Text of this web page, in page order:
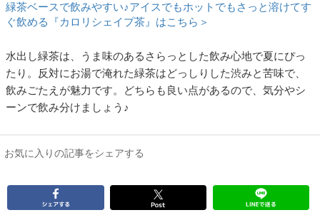
緑茶ベースで飲みやすい♪アイスでもホットでもさっと溶けてす
ぐ飲める『カロリシェイプ茶』はこちら＞
水出し緑茶は、うま味のあるさらっとした飲み心地で夏にぴっ
たり。反対にお湯で淹れた緑茶はどっしりした渋みと苦味で、
飲みごたえが魅力です。どちらも良い点があるので、気分やシ
ーンで飲み分けましょう♪
お気に入りの記事をシェアする